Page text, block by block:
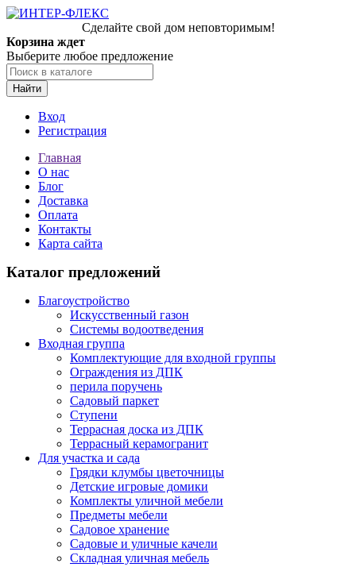
Сделайте свой дом неповторимым!
Корзина ждет
Выберите любое предложение
Найти
Вход
Регистрация
Главная
О нас
Блог
Доставка
Оплата
Контакты
Карта сайта
Каталог предложений
Благоустройство
Искусственный газон
Системы водоотведения
Входная группа
Комплектующие для входной группы
Ограждения из ДПК
перила поручень
Садовый паркет
Ступени
Террасная доска из ДПК
Террасный керамогранит
Для участка и сада
Грядки клумбы цветочницы
Детские игровые домики
Комплекты уличной мебели
Предметы мебели
Садовое хранение
Садовые и уличные качели
Складная уличная мебель